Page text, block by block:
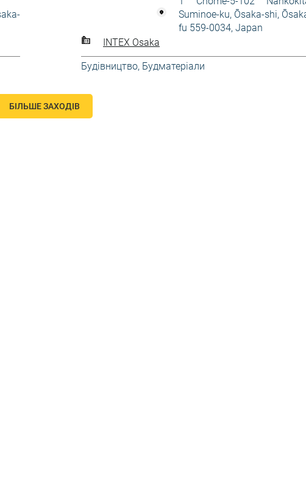
Suminoe-ku, Ōsaka-shi,
fu 559-0034, Japan
INTEX Osaka
Будівництво, Будматеріали
БІЛЬШЕ ЗАХОДІВ